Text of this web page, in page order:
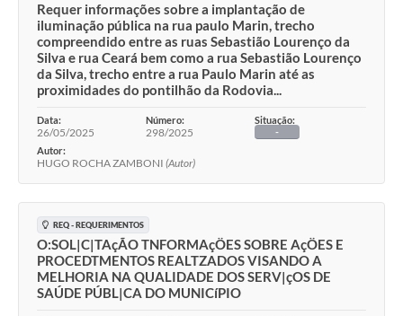
Requer informações sobre a implantação de
iluminação pública na rua paulo Marin, trecho
compreendido entre as ruas Sebastião Lourenço da
Silva e rua Ceará bem como a rua Sebastião Lourenço
da Silva, trecho entre a rua Paulo Marin até as
proximidades do pontilhão da Rodovia...
Data:
26/05/2025
Número:
298/2025
Situação:
-
Autor:
HUGO ROCHA ZAMBONI (Autor)
REQ - REQUERIMENTOS
O:SOL|C|TAçÃO TNFORMAçÖES SOBRE AçÖES E
PROCEDTMENTOS REALTZADOS VISANDO A
MELHORIA NA QUALIDADE DOS SERV|çOS DE
SAÚDE PÚBL|CA DO MUNICíPIO